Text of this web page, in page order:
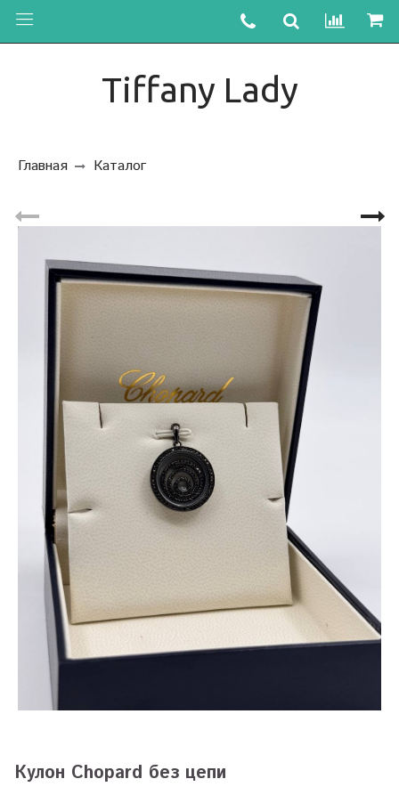
Tiffany Lady
Главная Каталог
Кулон Chopard без цепи